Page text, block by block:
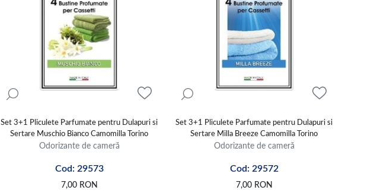
Set 3+1 Pliculete Parfumate pentru Dulapuri si
Sertare Muschio Bianco Camomilla Torino
Odorizante de cameră
Cod: 29573
7,00 RON
Set 3+1 Pliculete Parfumate pentru Dulapuri si
Sertare Milla Breeze Camomilla Torino
Odorizante de cameră
Cod: 29572
7,00 RON